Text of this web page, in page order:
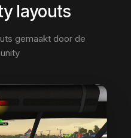
layouts
gemaakt door de